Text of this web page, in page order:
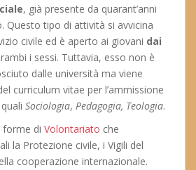
, già presente da quarant’anni
Questo tipo di attività si avvicina
civile ed è aperto ai giovani dai
i sessi. Tuttavia, esso non è
dalle università ma viene
curriculum vitae per l’ammissione
Sociologia, Pedagogia, Teologia.
forme di Volontariato che
la Protezione civile, i Vigili del
cooperazione internazionale.